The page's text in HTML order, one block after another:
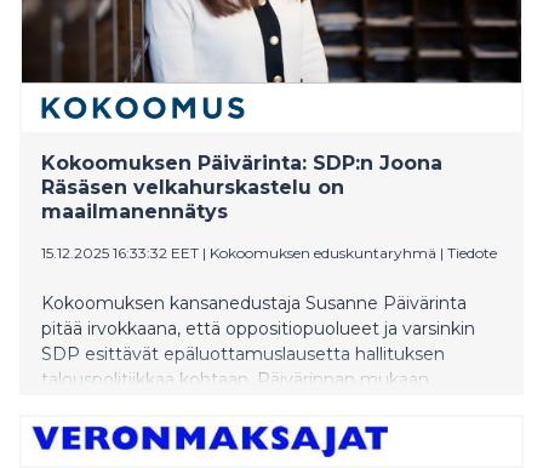
Kokoomuksen Päivärinta: SDP:n Joona
Räsäsen velkahurskastelu on
maailmanennätys
15.12.2025 16:33:32 EET | Kokoomuksen eduskuntaryhmä | Tiedote
Kokoomuksen kansanedustaja Susanne Päivärinta
pitää irvokkaana, että oppositiopuolueet ja varsinkin
SDP esittävät epäluottamuslausetta hallituksen
talouspolitiikkaa kohtaan. Päivärinnan mukaan
toimesta, jotka itse jättivät Suomen velkahanat
valtoimenaan auki ja viis veisasivat asiantuntijoiden